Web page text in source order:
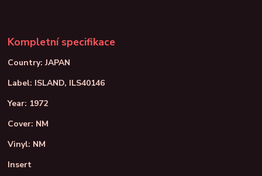
Kompletní specifikace
Country: JAPAN
Label: ISLAND, ILS40146
Year: 1972
Cover: NM
Vinyl: NM
Insert